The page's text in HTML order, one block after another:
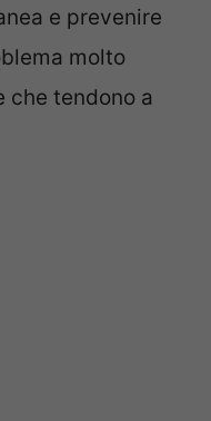
e prevenire
molto
che tendono a